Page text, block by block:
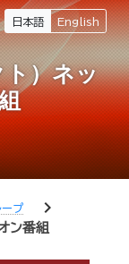
日本語 English
ト）ネッ
ープ chevron_right
ン番組